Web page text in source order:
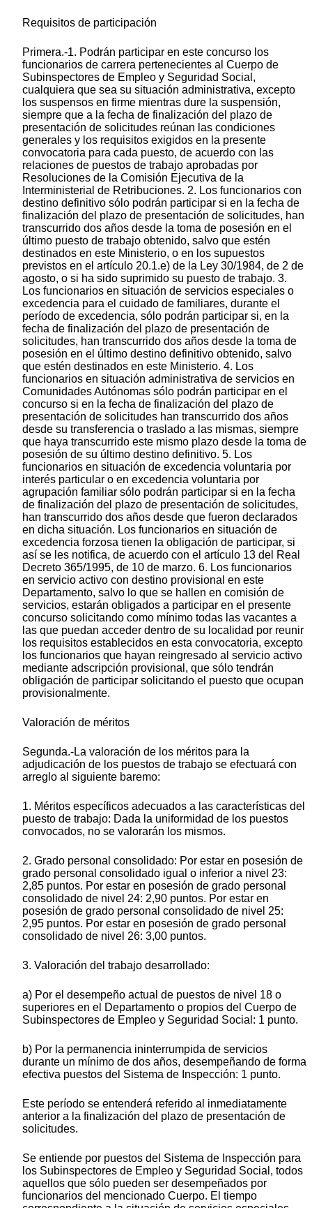
Requisitos de participación
Primera.-1. Podrán participar en este concurso los
funcionarios de carrera pertenecientes al Cuerpo de
Subinspectores de Empleo y Seguridad Social,
cualquiera que sea su situación administrativa, excepto
los suspensos en firme mientras dure la suspensión,
siempre que a la fecha de finalización del plazo de
presentación de solicitudes reúnan las condiciones
generales y los requisitos exigidos en la presente
convocatoria para cada puesto, de acuerdo con las
relaciones de puestos de trabajo aprobadas por
Resoluciones de la Comisión Ejecutiva de la
Interministerial de Retribuciones. 2. Los funcionarios con
destino definitivo sólo podrán participar si en la fecha de
finalización del plazo de presentación de solicitudes, han
transcurrido dos años desde la toma de posesión en el
último puesto de trabajo obtenido, salvo que estén
destinados en este Ministerio, o en los supuestos
previstos en el artículo 20.1.e) de la Ley 30/1984, de 2 de
agosto, o si ha sido suprimido su puesto de trabajo. 3.
Los funcionarios en situación de servicios especiales o
excedencia para el cuidado de familiares, durante el
período de excedencia, sólo podrán participar si, en la
fecha de finalización del plazo de presentación de
solicitudes, han transcurrido dos años desde la toma de
posesión en el último destino definitivo obtenido, salvo
que estén destinados en este Ministerio. 4. Los
funcionarios en situación administrativa de servicios en
Comunidades Autónomas sólo podrán participar en el
concurso si en la fecha de finalización del plazo de
presentación de solicitudes han transcurrido dos años
desde su transferencia o traslado a las mismas, siempre
que haya transcurrido este mismo plazo desde la toma de
posesión de su último destino definitivo. 5. Los
funcionarios en situación de excedencia voluntaria por
interés particular o en excedencia voluntaria por
agrupación familiar sólo podrán participar si en la fecha
de finalización del plazo de presentación de solicitudes,
han transcurrido dos años desde que fueron declarados
en dicha situación. Los funcionarios en situación de
excedencia forzosa tienen la obligación de participar, si
así se les notifica, de acuerdo con el artículo 13 del Real
Decreto 365/1995, de 10 de marzo. 6. Los funcionarios
en servicio activo con destino provisional en este
Departamento, salvo lo que se hallen en comisión de
servicios, estarán obligados a participar en el presente
concurso solicitando como mínimo todas las vacantes a
las que puedan acceder dentro de su localidad por reunir
los requisitos establecidos en esta convocatoria, excepto
los funcionarios que hayan reingresado al servicio activo
mediante adscripción provisional, que sólo tendrán
obligación de participar solicitando el puesto que ocupan
provisionalmente.
Valoración de méritos
Segunda.-La valoración de los méritos para la
adjudicación de los puestos de trabajo se efectuará con
arreglo al siguiente baremo:
1. Méritos específicos adecuados a las características del
puesto de trabajo: Dada la uniformidad de los puestos
convocados, no se valorarán los mismos.
2. Grado personal consolidado: Por estar en posesión de
grado personal consolidado igual o inferior a nivel 23:
2,85 puntos. Por estar en posesión de grado personal
consolidado de nivel 24: 2,90 puntos. Por estar en
posesión de grado personal consolidado de nivel 25:
2,95 puntos. Por estar en posesión de grado personal
consolidado de nivel 26: 3,00 puntos.
3. Valoración del trabajo desarrollado:
a) Por el desempeño actual de puestos de nivel 18 o
superiores en el Departamento o propios del Cuerpo de
Subinspectores de Empleo y Seguridad Social: 1 punto.
b) Por la permanencia ininterrumpida de servicios
durante un mínimo de dos años, desempeñando de forma
efectiva puestos del Sistema de Inspección: 1 punto.
Este período se entenderá referido al inmediatamente
anterior a la finalización del plazo de presentación de
solicitudes.
Se entiende por puestos del Sistema de Inspección para
los Subinspectores de Empleo y Seguridad Social, todos
aquellos que sólo pueden ser desempeñados por
funcionarios del mencionado Cuerpo. El tiempo